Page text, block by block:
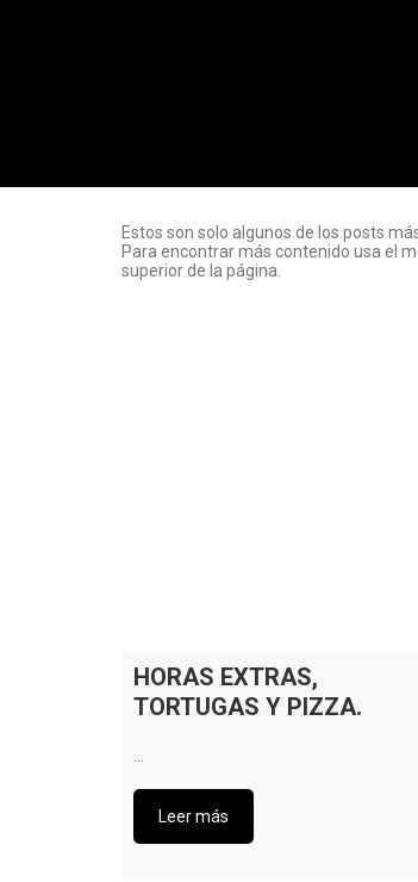
Estos son solo algunos de los posts
Para encontrar más contenido usa el
superior de la página.
HORAS EXTRAS,
TORTUGAS Y PIZZA.
Leer más